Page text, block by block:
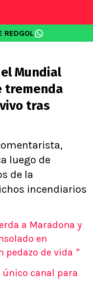
REDGOL
Mundial
tremenda
tras
luego de
de la
incendiarios
a Maradona y
en
pedazo de vida＂
único canal para